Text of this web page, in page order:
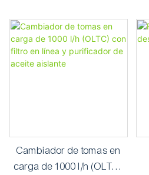
Cambiador de tomas en
carga de 1000 l/h (OLTC)